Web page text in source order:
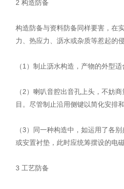
2 构造防备
构造防备与资料防备同样要害，在
力、热应力、沥水或杂质等惹起的
（1）制止沥水构造，产物的外型
（2）喇叭音腔出音孔上头，不妨
目。尽管制止沿用侧键以简化安排
（3）同一种构造中，如运用了各
或安置衬垫，此时应统筹摆设的电
3 工艺防备